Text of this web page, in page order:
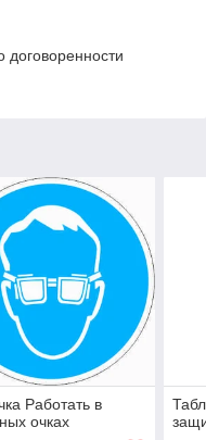
договоренности
Работать в
очках